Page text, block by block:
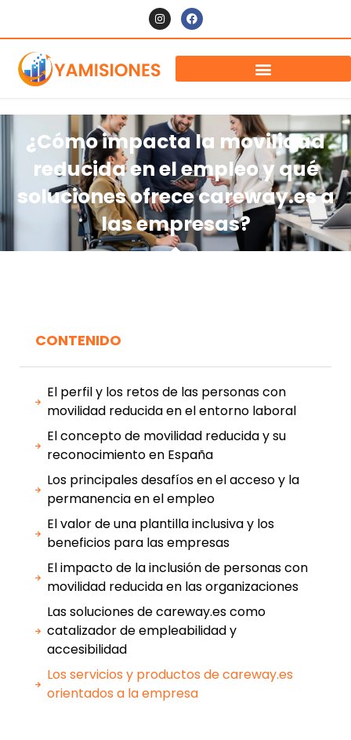
¿Cómo impacta la movilidad
reducida en el empleo y qué
soluciones ofrece careway.es a
las empresas?
CONTENIDO
El perfil y los retos de las personas con
movilidad reducida en el entorno laboral
El concepto de movilidad reducida y su
reconocimiento en España
Los principales desafíos en el acceso y la
permanencia en el empleo
El valor de una plantilla inclusiva y los
beneficios para las empresas
El impacto de la inclusión de personas con
movilidad reducida en las organizaciones
Las soluciones de careway.es como
catalizador de empleabilidad y
accesibilidad
Los servicios y productos de careway.es
orientados a la empresa